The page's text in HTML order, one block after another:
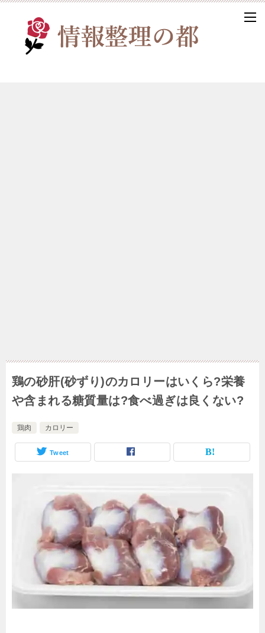
鶏の砂肝(砂ずり)のカロリーはいくら?栄養
や含まれる糖質量は?食べ過ぎは良くない?
鶏肉 カロリー
Tweet